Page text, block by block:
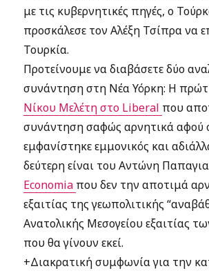
με τις κυβερνητικές πηγές, ο
προσκάλεσε τον Αλέξη Τσίπρα να
Τουρκία.
Προτείνουμε να διαβάσετε δύο
συνάντηση στη Νέα Υόρκη: Η
Νίκου Μελέτη στο Liberal που
συνάντηση σαφώς αρνητικά αφού
εμφανίστηκε εμμονικός και
δεύτερη είναι του Αντώνη
Economia που δεν την αποτιμά
εξαιτίας της γεωπολιτικής
Ανατολικής Μεσογείου εξαιτίας
που θα γίνουν εκεί.
+Διακρατική συμφωνία για την